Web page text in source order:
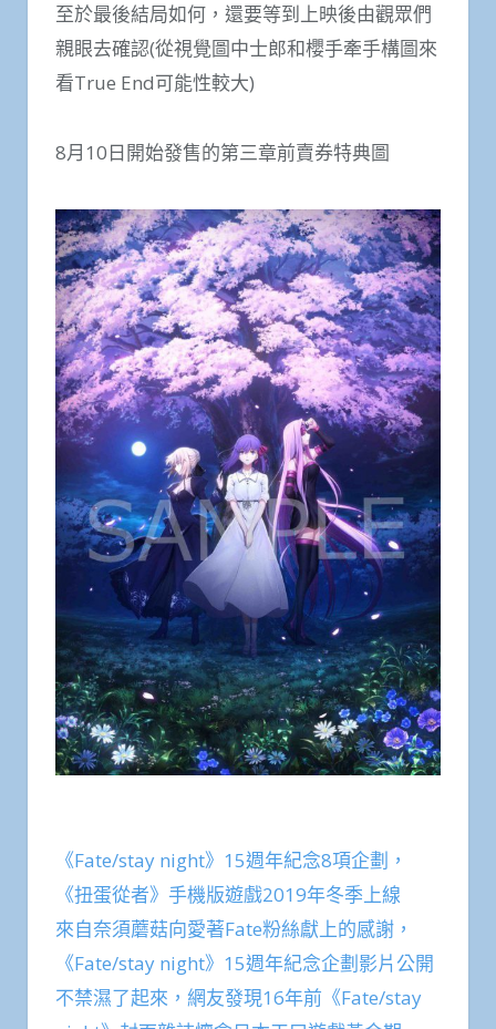
至於最後結局如何，還要等到上映後由觀眾們
親眼去確認(從視覺圖中士郎和櫻手牽手構圖來
看True End可能性較大)
8月10日開始發售的第三章前賣券特典圖
《Fate/stay night》15週年紀念8項企劃，
《扭蛋從者》手機版遊戲2019年冬季上線
來自奈須蘑菇向愛著Fate粉絲獻上的感謝，
《Fate/stay night》15週年紀念企劃影片公開
不禁濕了起來，網友發現16年前《Fate/stay